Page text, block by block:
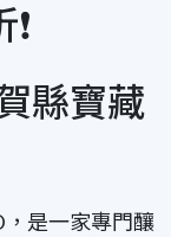
縣寶藏
是一家專門釀